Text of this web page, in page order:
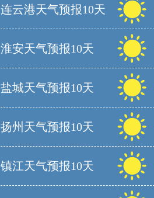
连云港天气预报10天
淮安天气预报10天
盐城天气预报10天
扬州天气预报10天
镇江天气预报10天